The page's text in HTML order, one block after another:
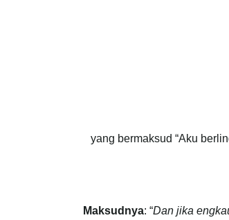
yang bermaksud “Aku
Maksudnya: “Dan jika